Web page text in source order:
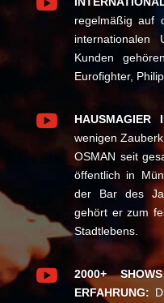
regelmäßig auf
internationalen
Kunden
Eurofighter,

wenigen
OSMAN seit
öffentlich in
der Bar des
gehört er zum
Stadtlebens.

2000+
ERFAHRUNG: